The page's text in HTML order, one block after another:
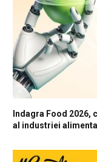
Indagra Food 2026,
al industriei